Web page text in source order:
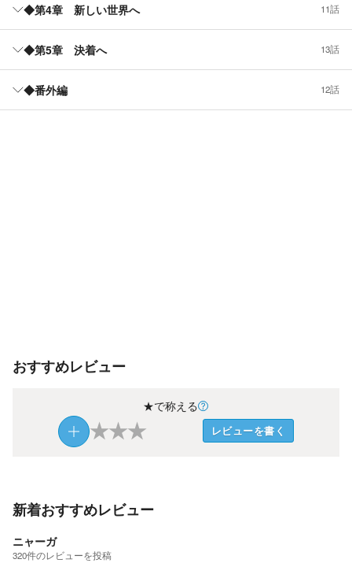
◆第4章 新しい世界へ 11話
◆第5章 決着へ 13話
◆番外編 12話
おすすめレビュー
★で称える
★★★ レビューを書く
新着おすすめレビュー
ニャーガ
320件のレビューを投稿